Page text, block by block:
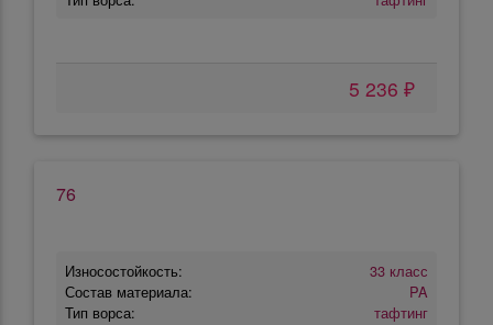
5 236 ₽
76
Износостойкость:
33 класс
Состав материала:
PA
Тип ворса:
тафтинг